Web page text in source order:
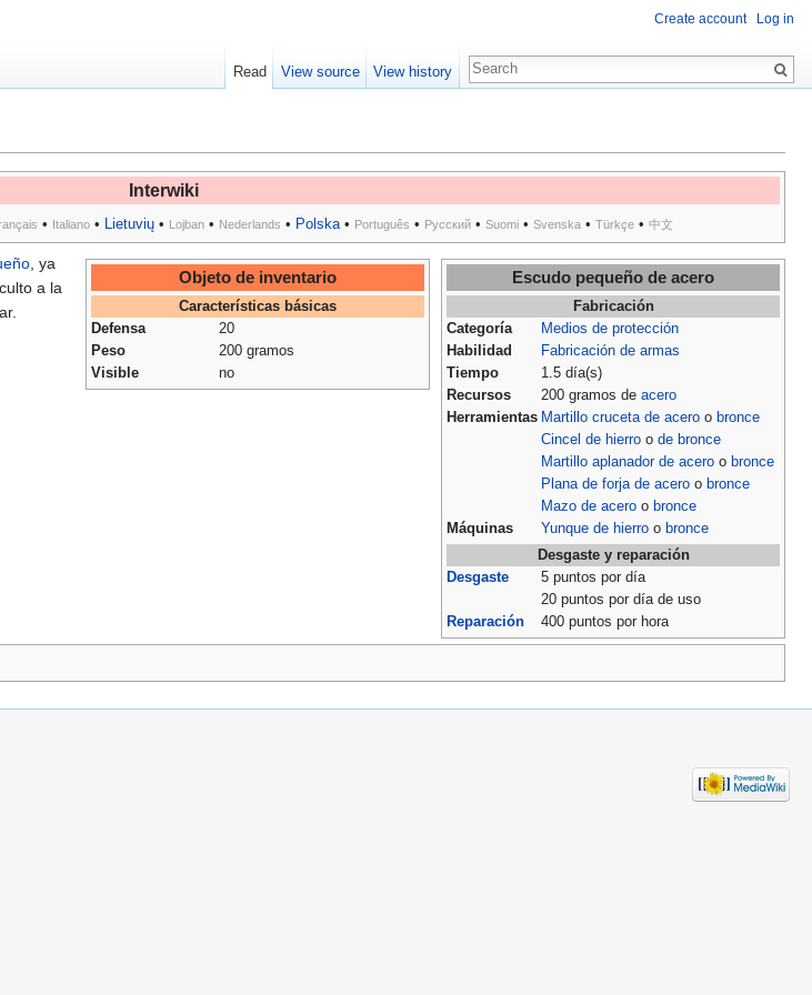
Interwiki
• Italiano • Lietuvių • Lojban • Nederlands • Polska• Português • Русский • Suomi • Svenska • Türkçe • 中文
Escudo pequeño de acero
Fabricación
Categoría
Medios de protección
Habilidad
Fabricación de armas
Tiempo
1.5 día(s)
Recursos
200 gramos de acero
Herramientas Martillo cruceta de acero o bronce
Cincel de hierro o de bronce
Martillo aplanador de acero o bronce
Plana de forja de acero o bronce
Mazo de acero o bronce
Máquinas
Yunque de hierro o bronce
Desgaste y reparación
Desgaste
5 puntos por día
20 puntos por día de uso
Reparación
400 puntos por hora
Objeto de inventario
Características básicas
Defensa
20
Peso
200 gramos
Visible
no
, ya
a la
Create account Log in
Read View source View history